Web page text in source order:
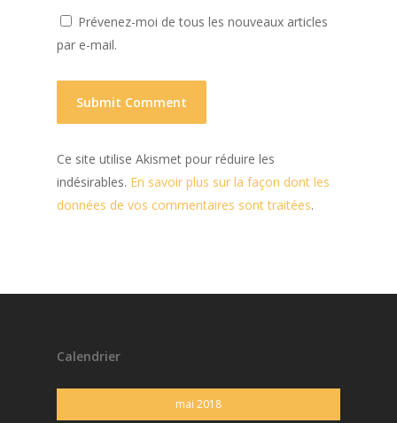
Prévenez-moi de tous les nouveaux articles
par e-mail.
Ce site utilise Akismet pour réduire les
indésirables. En savoir plus sur la façon dont les
données de vos commentaires sont traitées.
Calendrier
mai 2018